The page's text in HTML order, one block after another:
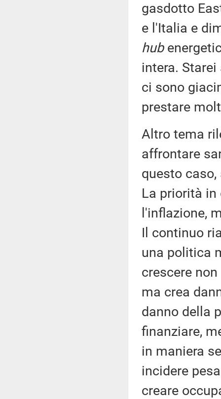
gasdotto
e l'Italia e
hub
intera.
ci sono
prestare
Altro tema
affrontare
questo
La priorità in
l'inflazione,
Il continuo
una politica
crescere
ma crea
danno della
finanziare,
in maniera
incidere
creare